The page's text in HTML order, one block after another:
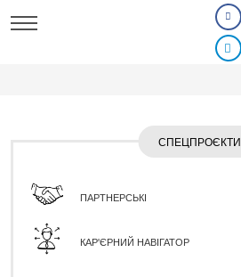
СПЕЦПРОЄКТИ
ПАРТНЕРСЬКІ
КАР'ЄРНИЙ НАВІГАТОР